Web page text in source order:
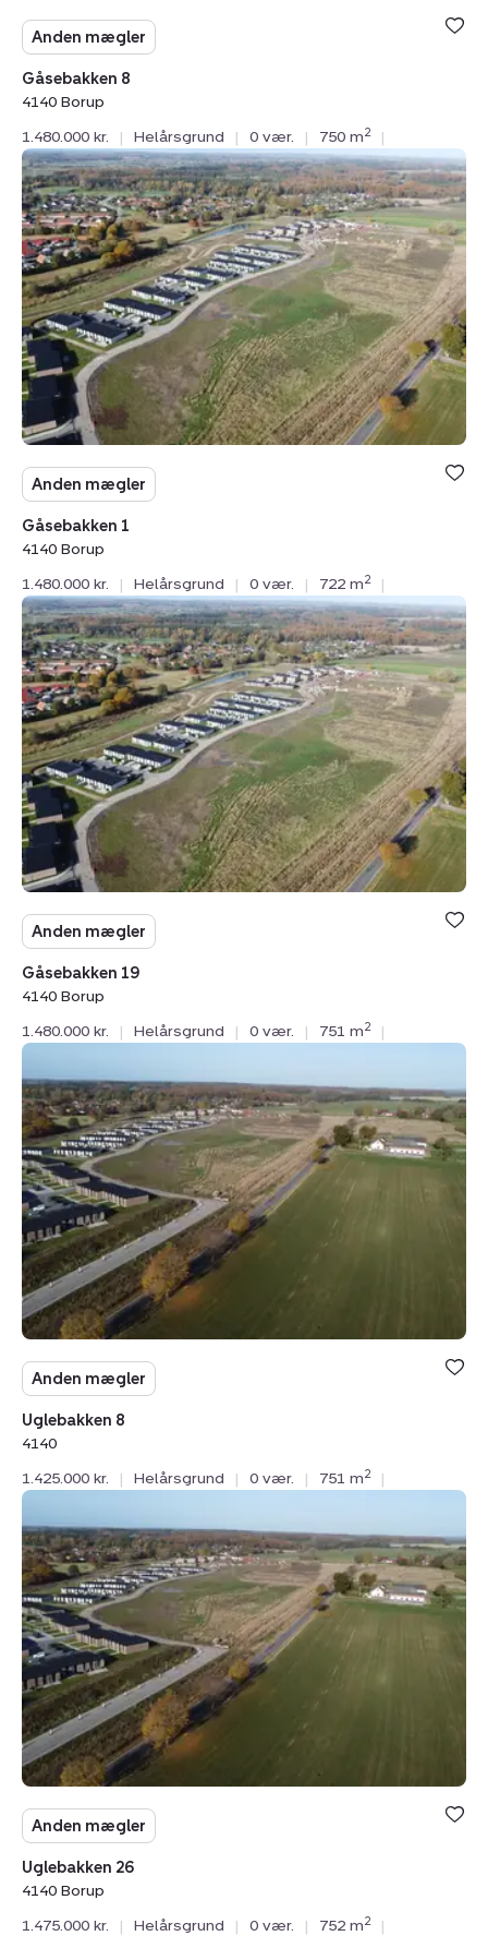
Anden mægler
Gåsebakken 8
4140 Borup
1.480.000 kr.
| Helårsgrund | 0 vær. | 750 m2 |
Helårsgrund:
Gåsebakken
1,
4140
Borup
Anden mægler
Gåsebakken 1
4140 Borup
1.480.000 kr.
| Helårsgrund | 0 vær. | 722 m2 |
Helårsgrund:
Gåsebakken
19,
4140
Borup
Anden mægler
Gåsebakken 19
4140 Borup
1.480.000 kr.
| Helårsgrund | 0 vær. | 751 m2 |
Uglebakken
8,
4140
Anden mægler
Uglebakken 8
4140
1.425.000 kr.
| Helårsgrund | 0 vær. | 751 m2 |
Uglebakken
26,
4140
Borup
Anden mægler
Uglebakken 26
4140 Borup
1.475.000 kr.
| Helårsgrund | 0 vær. | 752 m2 |